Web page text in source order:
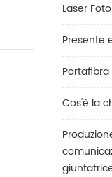
Laser
Presente
Cos'è la